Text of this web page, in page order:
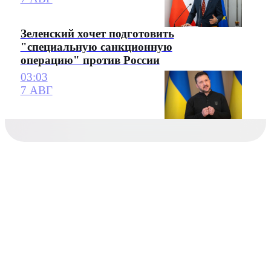
Зеленский хочет подготовить
"специальную санкционную
операцию" против России
03:03
7 АВГ